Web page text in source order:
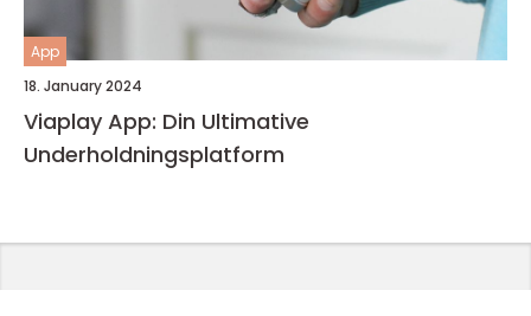
App
18. January 2024
Viaplay App: Din Ultimative
Underholdningsplatform